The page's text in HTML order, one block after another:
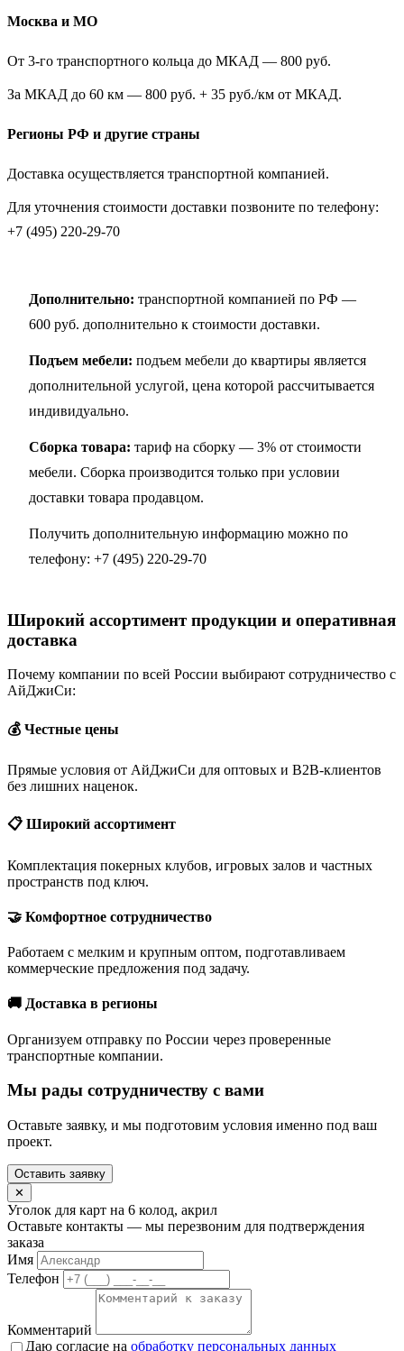
Москва и МО
От 3-го транспортного кольца до МКАД — 800 руб.
За МКАД до 60 км — 800 руб. + 35 руб./км от МКАД.
Регионы РФ и другие страны
Доставка осуществляется транспортной компанией.
Для уточнения стоимости доставки позвоните по телефону:
+7 (495) 220-29-70
Дополнительно: транспортной компанией по РФ —
600 руб. дополнительно к стоимости доставки.
Подъем мебели: подъем мебели до квартиры является
дополнительной услугой, цена которой рассчитывается
индивидуально.
Сборка товара: тариф на сборку — 3% от стоимости
мебели. Сборка производится только при условии
доставки товара продавцом.
Получить дополнительную информацию можно по
телефону: +7 (495) 220-29-70
Широкий ассортимент продукции и оперативная
доставка
Почему компании по всей России выбирают сотрудничество с
АйДжиСи:
💰 Честные цены
Прямые условия от АйДжиСи для оптовых и B2B-клиентов
без лишних наценок.
📋 Широкий ассортимент
Комплектация покерных клубов, игровых залов и частных
пространств под ключ.
🤝 Комфортное сотрудничество
Работаем с мелким и крупным оптом, подготавливаем
коммерческие предложения под задачу.
🚚 Доставка в регионы
Организуем отправку по России через проверенные
транспортные компании.
Мы рады сотрудничеству с вами
Оставьте заявку, и мы подготовим условия именно под ваш
проект.
Оставить заявку
✕
Уголок для карт на 6 колод, акрил
Оставьте контакты — мы перезвоним для подтверждения
заказа
Имя
Телефон
Комментарий
Даю согласие на обработку персональных данных